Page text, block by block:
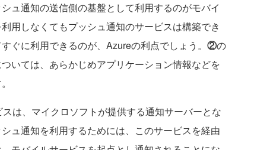
ュ通知の送信側の基盤として利用するのがモバイ
用しなくてもプッシュ通知のサービスは構築でき
ぐに利用できるのが、Azureの利点でしょう。 ②の
いては、あらかじめアプリケーション情報などを
は、マイクロソフトが提供する通知サーバーとな
ュ通知を利用するためには、このサービスを経由